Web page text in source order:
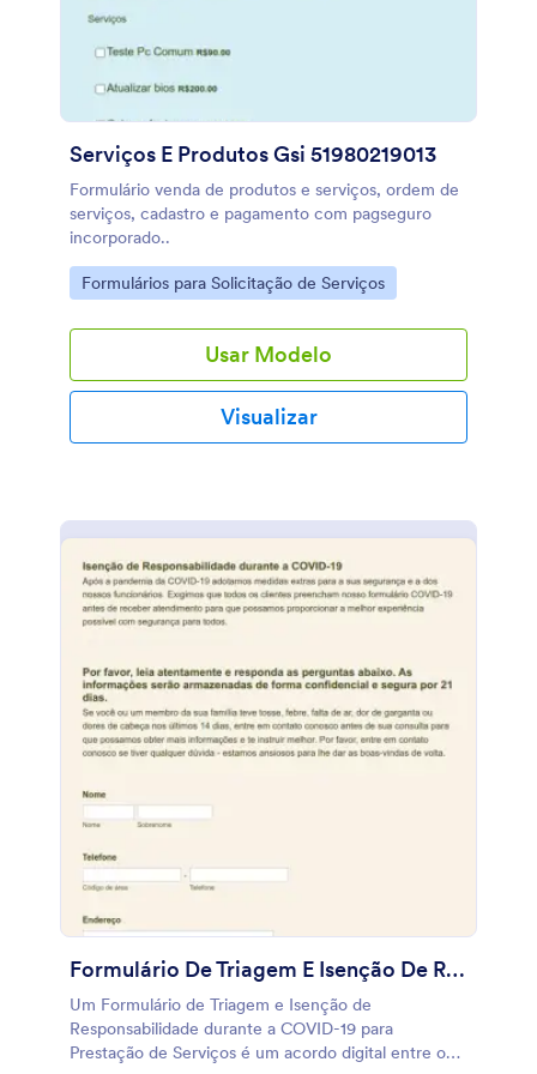
Serviços E Produtos Gsi 51980219013
Formulário venda de produtos e serviços, ordem de
serviços, cadastro e pagamento com pagseguro
incorporado..
Go to Category:
Formulários para Solicitação de Serviços
Usar Modelo
Visualizar
Formulário De Triagem E Isenção De Responsabilidade Durante A COVID 19 Para Prestação De Servi?
Um Formulário de Triagem e Isenção de
Responsabilidade durante a COVID-19 para
Prestação de Serviços é um acordo digital entre o